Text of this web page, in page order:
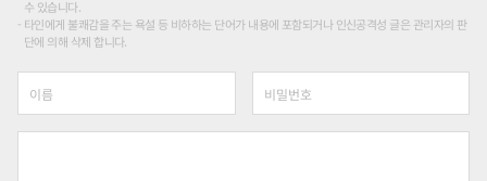
수 있습니다.
타인에게 불쾌감을 주는 욕설 등 비하하는 단어가 내용에 포함되거나 인신공격성 글은 관리자의 판
단에 의해 삭제 합니다.